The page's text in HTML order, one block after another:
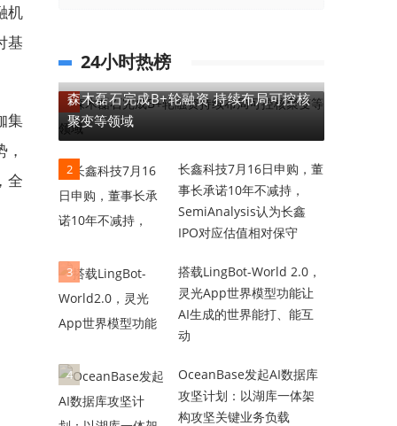
机
基
集
全
24小时热榜
1
森木磊石完成B+轮融资 持续布局可控核
聚变等领域
2
长鑫科技7月16日申购，董
事长承诺10年不减持，
SemiAnalysis认为长鑫
IPO对应估值相对保守
3
搭载LingBot-World 2.0，
灵光App世界模型功能让
AI生成的世界能打、能互
动
4
OceanBase发起AI数据库
攻坚计划：以湖库一体架
构攻坚关键业务负载